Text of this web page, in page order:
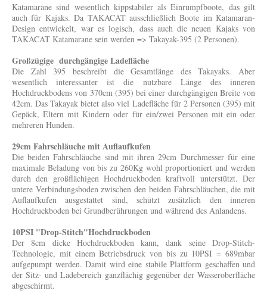
Katamarane sind wesentlich kippstabiler als Einrumpfboote, das gilt
auch für Kajaks. Da TAKACAT ausschließlich Boote im Katamaran-
Design entwickelt, war es logisch, dass auch die neuen Kajaks von
TAKACAT Katamarane sein werden => Takayak-395 (2 Personen).
Großzügige durchgängige Ladefläche
Die Zahl 395 beschreibt die Gesamtlänge des Takayaks. Aber
wesentlich interessanter ist die nutzbare Länge des inneren
Hochdruckbodens von 370cm (395) bei einer durchgängigen Breite von
42cm. Das Takayak bietet also viel Ladefläche für 2 Personen (395) mit
Gepäck, Eltern mit Kindern oder für ein/zwei Personen mit ein oder
mehreren Hunden.
29cm Fahrschläuche mit Auflaufkufen
Die beiden Fahrschläuche sind mit ihren 29cm Durchmesser für eine
maximale Beladung von bis zu 260Kg wohl proportioniert und werden
durch den großflächigen Hochdruckboden kraftvoll unterstützt. Der
untere Verbindungsboden zwischen den beiden Fahrschläuchen, die mit
Auflaufkufen ausgestattet sind, schützt zusätzlich den inneren
Hochdruckboden bei Grundberührungen und während des Anlandens.
10PSI "Drop-Stitch"Hochdruckboden
Der 8cm dicke Hochdruckboden kann, dank seine Drop-Stitch-
Technologie, mit einem Betriebsdruck von bis zu 10PSI = 689mbar
aufgepumpt werden. Damit wird eine stabile Plattform geschaffen und
der Sitz- und Ladebereich ganzflächig gegenüber der Wasseroberfläche
abgeschirmt.